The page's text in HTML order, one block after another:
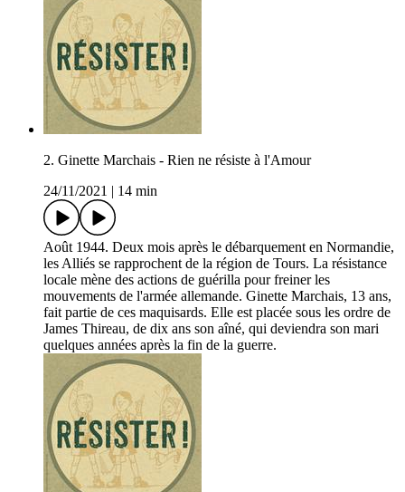
2. Ginette Marchais - Rien ne résiste à l'Amour
24/11/2021
14 min
Août 1944. Deux mois après le débarquement en Normandie,
les Alliés se rapprochent de la région de Tours. La résistance
locale mène des actions de guérilla pour freiner les
mouvements de l'armée allemande. Ginette Marchais, 13 ans,
fait partie de ces maquisards. Elle est placée sous les ordre de
James Thireau, de dix ans son aîné, qui deviendra son mari
quelques années après la fin de la guerre.